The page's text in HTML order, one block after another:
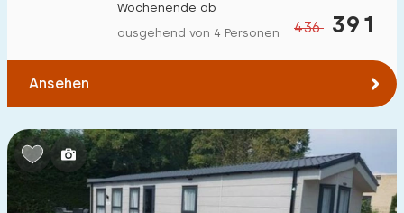
436 391
Wochenende ab
ausgehend von 4 Personen
Ansehen